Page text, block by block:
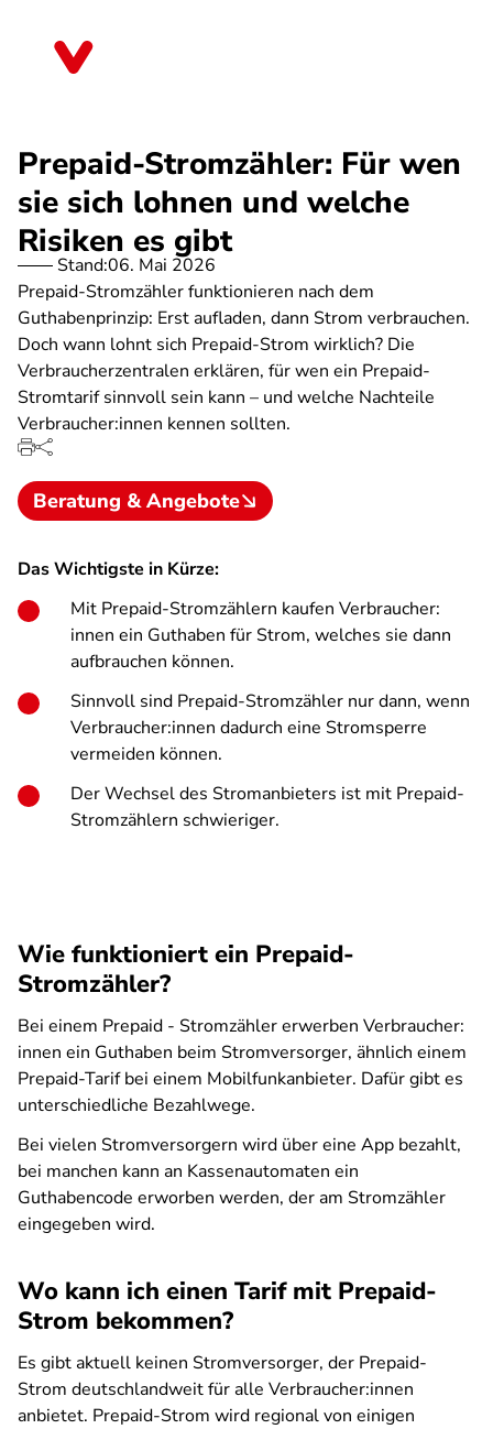
Prepaid-Stromzähler: Für wen
sie sich lohnen und welche
Risiken es gibt
Stand:06. Mai 2026
Prepaid-Stromzähler funktionieren nach dem
Guthabenprinzip: Erst aufladen, dann Strom verbrauchen.
Doch wann lohnt sich Prepaid-Strom wirklich? Die
Verbraucherzentralen erklären, für wen ein Prepaid-
Stromtarif sinnvoll sein kann – und welche Nachteile
Verbraucher:innen kennen sollten.
Beratung & Angebote
Das Wichtigste in Kürze:
Mit Prepaid-Stromzählern kaufen Verbraucher:
innen ein Guthaben für Strom, welches sie dann
aufbrauchen können.
Sinnvoll sind Prepaid-Stromzähler nur dann, wenn
Verbraucher:innen dadurch eine Stromsperre
vermeiden können.
Der Wechsel des Stromanbieters ist mit Prepaid-
Stromzählern schwieriger.
Wie funktioniert ein Prepaid-
Stromzähler?
Bei einem Prepaid - Stromzähler erwerben Verbraucher:
innen ein Guthaben beim Stromversorger, ähnlich einem
Prepaid-Tarif bei einem Mobilfunkanbieter. Dafür gibt es
unterschiedliche Bezahlwege.
Bei vielen Stromversorgern wird über eine App bezahlt,
bei manchen kann an Kassenautomaten ein
Guthabencode erworben werden, der am Stromzähler
eingegeben wird.
Wo kann ich einen Tarif mit Prepaid-
Strom bekommen?
Es gibt aktuell keinen Stromversorger, der Prepaid-
Strom deutschlandweit für alle Verbraucher:innen
anbietet. Prepaid-Strom wird regional von einigen